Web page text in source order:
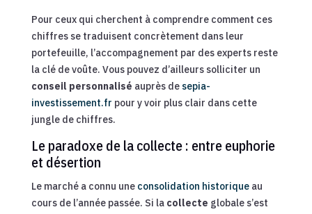
Pour ceux qui cherchent à comprendre comment ces
chiffres se traduisent concrètement dans leur
portefeuille, l’accompagnement par des experts reste
la clé de voûte. Vous pouvez d’ailleurs solliciter un
conseil personnalisé auprès de sepia-
investissement.fr pour y voir plus clair dans cette
jungle de chiffres.
Le paradoxe de la collecte : entre euphorie
et désertion
Le marché a connu une consolidation historiqueau
cours de l’année passée. Si la collecte globale s’est